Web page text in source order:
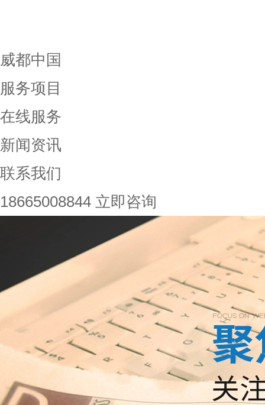
威都中国
服务项目
在线服务
新闻资讯
联系我们
18665008844 立即咨询